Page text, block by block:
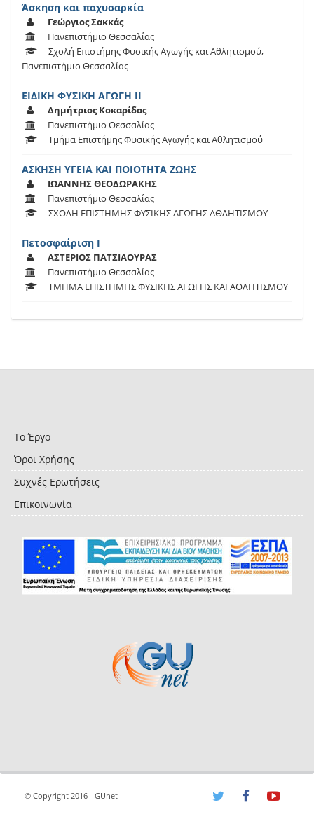
Άσκηση και παχυσαρκία
Γεώργιος Σακκάς
Πανεπιστήμιο Θεσσαλίας
Σχολή Επιστήμης Φυσικής Αγωγής και Αθλητισμού,
Πανεπιστήμιο Θεσσαλίας
ΕΙΔΙΚΗ ΦΥΣΙΚΗ ΑΓΩΓΗ ΙΙ
Δημήτριος Κοκαρίδας
Πανεπιστήμιο Θεσσαλίας
Τμήμα Επιστήμης Φυσικής Αγωγής και Αθλητισμού
ΑΣΚΗΣΗ ΥΓΕΙΑ ΚΑΙ ΠΟΙΟΤΗΤΑ ΖΩΗΣ
ΙΩΑΝΝΗΣ ΘΕΟΔΩΡΑΚΗΣ
Πανεπιστήμιο Θεσσαλίας
ΣΧΟΛΗ ΕΠΙΣΤΗΜΗΣ ΦΥΣΙΚΗΣ ΑΓΩΓΗΣ ΑΘΛΗΤΙΣΜΟΥ
Πετοσφαίριση Ι
ΑΣΤΕΡΙΟΣ ΠΑΤΣΙΑΟΥΡΑΣ
Πανεπιστήμιο Θεσσαλίας
ΤΜΗΜΑ ΕΠΙΣΤΗΜΗΣ ΦΥΣΙΚΗΣ ΑΓΩΓΗΣ ΚΑΙ ΑΘΛΗΤΙΣΜΟΥ
Το Έργο
Όροι Χρήσης
Συχνές Ερωτήσεις
Επικοινωνία
© Copyright 2016 - GUnet